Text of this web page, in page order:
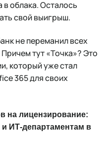
в облака. Осталось
свой выигрыш.
не переманил всех
тут «Точка»? Это
который уже стал
365 для своих
на лицензирование:
ИТ-департаментам в